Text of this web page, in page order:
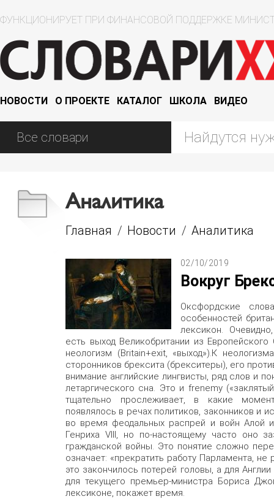
ФУНКЦИОНИРУЕТ ПРИ ФИНАНСОВОЙ ПОДДЕРЖКЕ
НОВОСТИ О ПРОЕКТЕ КАТАЛОГ ШКОЛА ВИДЕО
Аналитика
Главная / Новости / Аналитика
02/10/2019
Вокруг
Оксфордские
особенностей
лексикон.
есть выход Великобритании из
неологизм (Britain+exit, «выход»).К
сторонников брексита (брекситеры), его
внимание английские лингвисты, ряд слов и
летаргического сна. Это и frenemy
тщательно прослеживает, в какие
появлялось в речах политиков, законников и
во время феодальных распрей и войн
Генриха VIII, но по-настоящему часто оно
гражданской войны. Это понятие сложно
означает: «прекратить работу Парламента,
это закончилось потерей головы, а для
для текущего премьер-министра Бориса
лексиконе, покажет время.